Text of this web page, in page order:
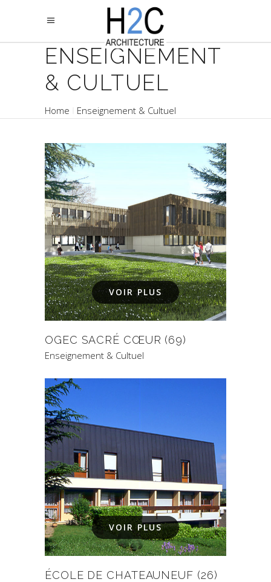
ENSEIGNEMENT
& CULTUEL
Home Enseignement & Cultuel
VOIR PLUS
OGEC SACRÉ CŒUR (69)
Enseignement & Cultuel
VOIR PLUS
ÉCOLE DE CHATEAUNEUF (26)